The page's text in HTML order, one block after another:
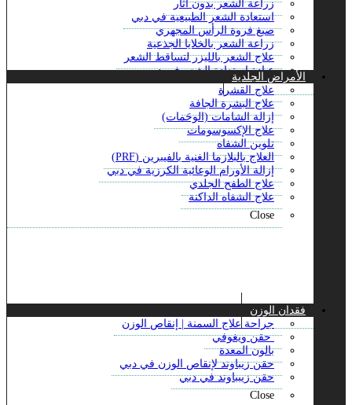
علاج ندبات حب الشباب بالليزر
علاجات مكافحة الشيخوخة
علاج حب الشباب
علاج ديرمابين
علاج فرط التعرق
علاج الترددات الراديوية
Close
زراعة الشعر بدون آثار
استعادة الشعر الطبيعية في دبي
صبغ فروة الرأس المجهري
زراعة الشعر بالخلايا الجذعية
علاج الشعر بالليزر لتساقط الشعر
عيادة استعادة الشعر في دبي
علاج الصلع للذكور
زراعة شعر الجسم
العلاج الطبيعي لخط الشعر
الخط الأمامي لتصفيف الشعر
زراعة شعر السوالف
علاج تساقط الشعر ACell PRP
زراعة الشعر بالاقتطاف
زراعة الشعر بالشريحة
زراعة الشعر المباشر
علاج جي اف سي للشعر في دبي
زراعة الشعر بالمنظار
علاج الثعلبة البقعية
Close
الأمراض الجلدية
علاج القشرة
علاج البشرة الجافة
إزالة الشامات (الوحَمات)
علاج الإكسوسومات
تلوين الشفاه
العلاج بالبلازما الغنية بالفيبرين (PRF)
إزالة الأورام الوعائية الكرزية في دبي
علاج الطفح الجلدي
علاج الشفاه الداكنة
Close
فقدان الوزن
جراحة علاج السمنة | إنقاص الوزن
حقن ويغوفي
بالون المعدة
حقن زيباوند لإنقاص الوزن في دبي
حقن زيبباوند في دبي
Close